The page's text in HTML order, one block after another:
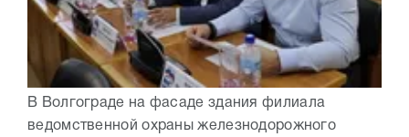
В Волгограде на фасаде здания филиала
ведомственной охраны железнодорожного